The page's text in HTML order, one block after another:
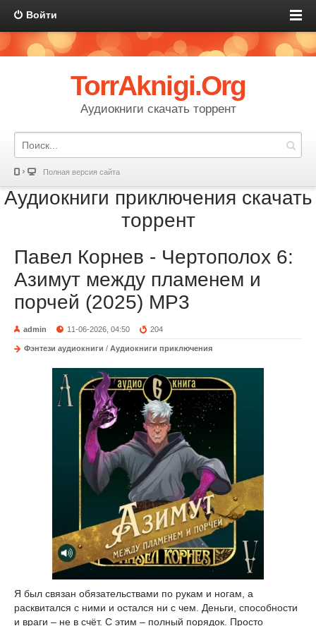
Войти
TorrAknigi.Org
Аудиокниги скачать торрент
Полная версия сайта
Аудиокниги приключения скачать
торрент
Павел Корнев - Чертополох 6:
Азимут между пламенем и
порчей (2025) МР3
admin 11-06-2026, 04:50 204
Фэнтези аудиокниги / Аудиокниги приключения
Я был связан обязательствами по рукам и ногам, а
расквитался с ними и остался ни с чем. Деньги, способности
и враги – не в счёт. С этим – полный порядок. Просто